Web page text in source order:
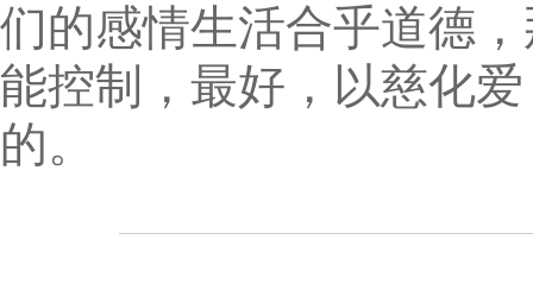
们的感情生活合乎道德
能控制，最好，以慈化
的。